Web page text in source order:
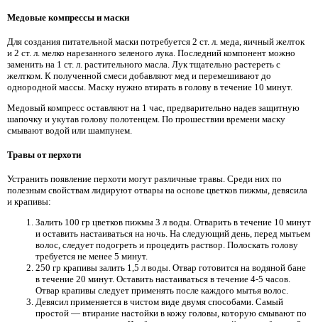
Медовые компрессы и маски
Для создания питательной маски потребуется 2 ст. л. меда, яичный желток
и 2 ст. л. мелко нарезанного зеленого лука. Последний компонент можно
заменить на 1 ст. л. растительного масла. Лук тщательно растереть с
желтком. К полученной смеси добавляют мед и перемешивают до
однородной массы. Маску нужно втирать в голову в течение 10 минут.
Медовый компресс оставляют на 1 час, предварительно надев защитную
шапочку и укутав голову полотенцем. По прошествии времени маску
смывают водой или шампунем.
Травы от перхоти
Устранить появление перхоти могут различные травы. Среди них по
полезным свойствам лидируют отвары на основе цветков пижмы, девясила
и крапивы:
Залить 100 гр цветков пижмы 3 л воды. Отварить в течение 10 минут
и оставить настаиваться на ночь. На следующий день, перед мытьем
волос, следует подогреть и процедить раствор. Полоскать голову
требуется не менее 5 минут.
250 гр крапивы залить 1,5 л воды. Отвар готовится на водяной бане
в течение 20 минут. Оставить настаиваться в течение 4-5 часов.
Отвар крапивы следует применять после каждого мытья волос.
Девясил применяется в чистом виде двумя способами. Самый
простой — втирание настойки в кожу головы, которую смывают по